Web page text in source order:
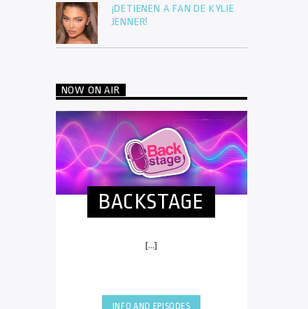
¡DETIENEN A FAN DE KYLIE
JENNER!
NOW ON AIR
BACKSTAGE
[...]
INFO AND EPISODES